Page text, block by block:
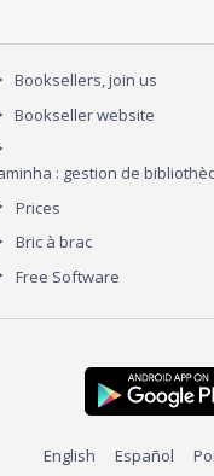
Booksellers, join us
Bookseller website
: gestion de
Prices
Bric à brac
Free Software
English Español